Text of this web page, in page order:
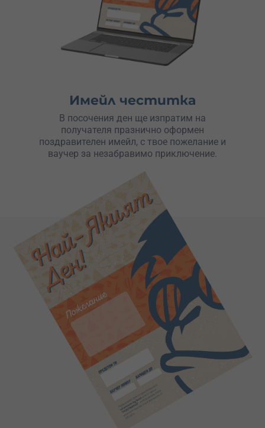
Имейл честитка
В посочения ден ще изпратим на
получателя празнично оформен
поздравителен имейл, с твое пожелание и
ваучер за незабравимо приключение.